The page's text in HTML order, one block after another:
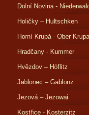
Dolní Novina -
Holičky – Hultschken
Horní Krupá - Ober
Hradčany - Kummer
Hvězdov – Höflitz
Jablonec – Gablonz
Jezová – Jezowai
Kostřice - Kosterzitz